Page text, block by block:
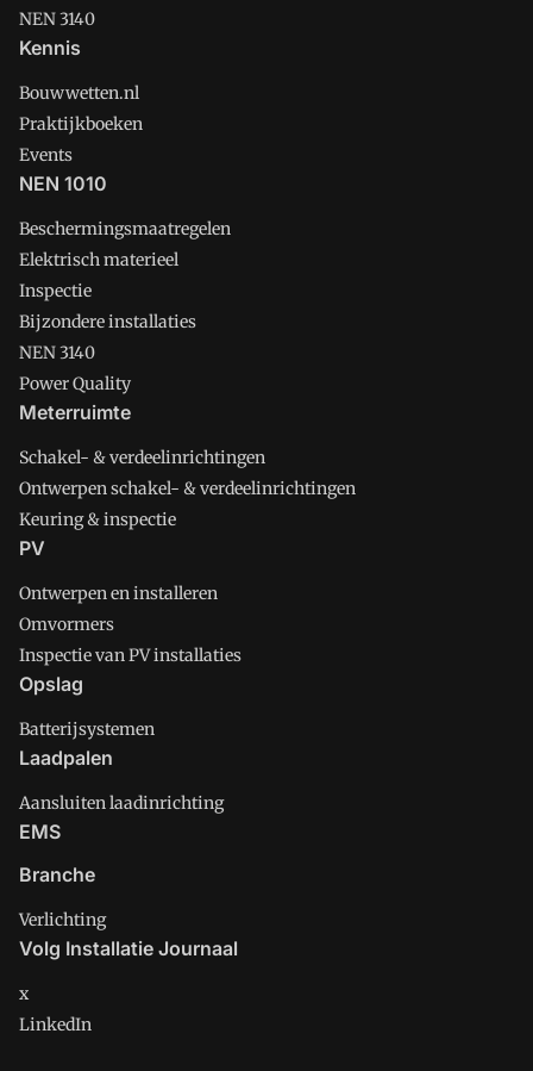
NEN 3140
Kennis
Bouwwetten.nl
Praktijkboeken
Events
NEN 1010
Beschermingsmaatregelen
Elektrisch materieel
Inspectie
Bijzondere installaties
NEN 3140
Power Quality
Meterruimte
Schakel- & verdeelinrichtingen
Ontwerpen schakel- & verdeelinrichtingen
Keuring & inspectie
PV
Ontwerpen en installeren
Omvormers
Inspectie van PV installaties
Opslag
Batterijsystemen
Laadpalen
Aansluiten laadinrichting
EMS
Branche
Verlichting
Volg Installatie Journaal
x
LinkedIn